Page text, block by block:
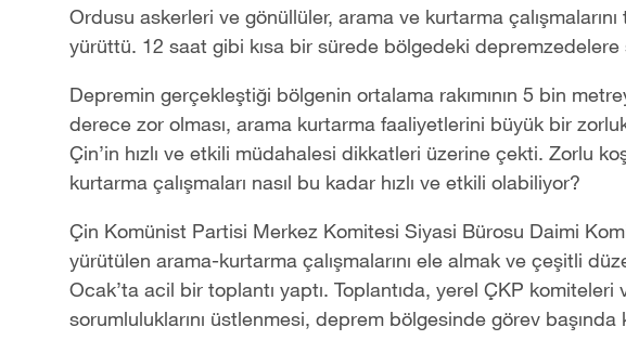
Ordusu askerleri ve gönüllüler, arama ve kurtarma
yürüttü. 12 saat gibi kısa bir sürede bölgedeki depremzedelere
Depremin gerçekleştiği bölgenin ortalama rakımının 5 bin
derece zor olması, arama kurtarma faaliyetlerini büyük bir
Çin’in hızlı ve etkili müdahalesi dikkatleri üzerine çekti. Zorlu
kurtarma çalışmaları nasıl bu kadar hızlı ve etkili olabiliyor?
Çin Komünist Partisi Merkez Komitesi Siyasi Bürosu Daimi
yürütülen arama-kurtarma çalışmalarını ele almak ve çeşitli
Ocak’ta acil bir toplantı yaptı. Toplantıda, yerel ÇKP
sorumluluklarını üstlenmesi, deprem bölgesinde görev